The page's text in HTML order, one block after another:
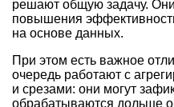
решают общую задачу.
повышения
на основе данных.
При этом есть важное
очередь работают с
и срезами: они могут
обрабатываются дольше